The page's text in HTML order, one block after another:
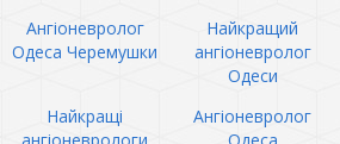
Ангіоневролог
Одеса Черемушки
Найкращий
ангіоневролог
Одеси
Найкращі
Ангіоневролог